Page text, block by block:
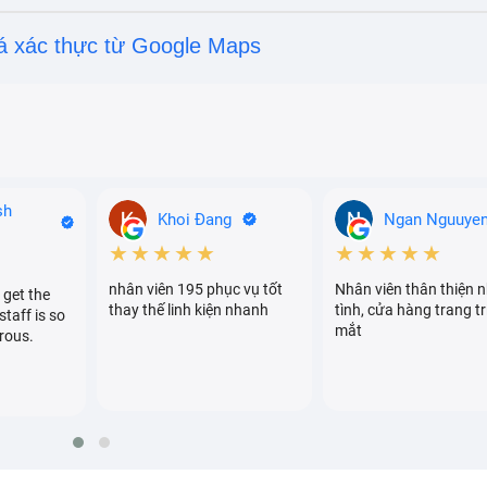
gõ gì trên bàn phím thế nhưng trên màn hình các ký tự
được.
văn bản nhưng có phím thì đánh chữ được và có
xác thực từ Google Maps
the
is so
Khoi Đang
★★★★★
nhân viên 195 phục vụ tốt
thay thế linh kiện nhanh
Ngan
★★★★★
Nhân viên thân thiện
tình, cửa hàng trang
mắt